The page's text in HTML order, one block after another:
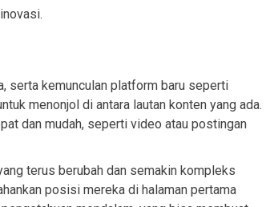
serta kemunculan platform baru seperti
menonjol di antara lautan konten yang ada.
dan mudah, seperti video atau postingan
terus berubah dan semakin kompleks
posisi mereka di halaman pertama